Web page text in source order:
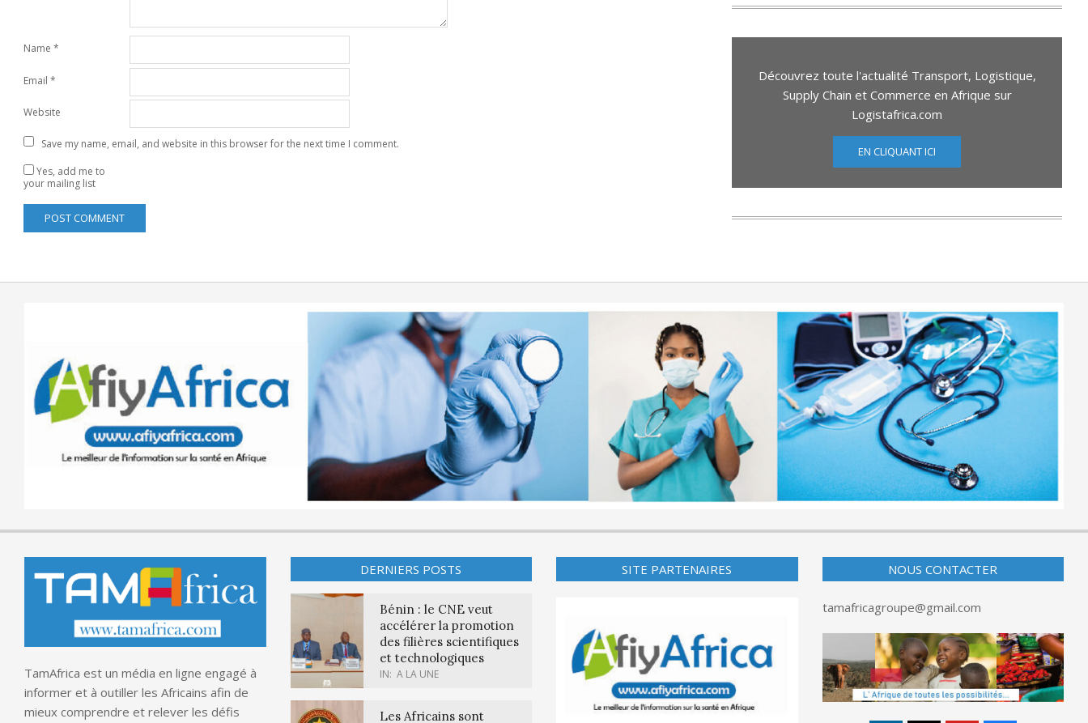
Name *
Email *
Website
Save my name, email, and website in this browser for the next time I comment.
Yes, add me to
your mailing list
Découvrez toute l'actualité Transport, Logistique,
Supply Chain et Commerce en Afrique sur
Logistafrica.com
EN CLIQUANT ICI
TamAfrica est un média en ligne engagé à
informer et à outiller les Africains afin de
mieux comprendre et relever les défis
DERNIERS POSTS
Bénin : le CNE veut
accélérer la promotion
des filières scientifiques
et technologiques
IN: A LA UNE
Les Africains sont
SITE PARTENAIRES NOUS CONTACTER
tamafricagroupe@gmail.com